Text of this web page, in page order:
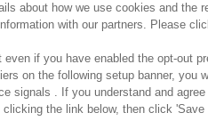
about how we use cookies and the
with our partners. Please
even if you have enabled the opt-out
on the following setup banner, you
signals . If you understand and
clicking the link below, then click